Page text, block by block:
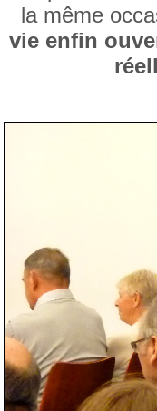
la même
vie enfin